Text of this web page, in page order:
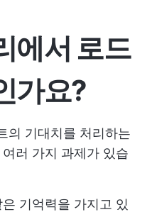
에서 로드
가요?
의 기대치를 처리하는
러 가지 과제가 있습
기억력을 가지고 있